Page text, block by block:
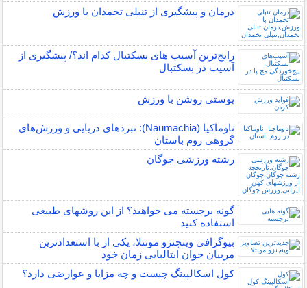
درمان و پیشگیری از تنبلی تخمدان با ورزش
رایج‌ترین آسیب های بسکتبال کدام اند؟/ پیشگیری از
آسیب در بسکتبال
پوستی روشن با ورزش
ناوماکیا (Naumachia): نبردهای دریایی و ورزش‌های
گروهی روم باستان
رشته ورزشی چوگان
گونه برجسته می خواهید؟ از این روشهای طبیعی
استفاده کنید
بیوگرافی وینچنزو مونتلا، یکی از با استعدادترین
مربیان جوان ایتالیایی زمان خود
کول اسکالپینگ چیست و چه مزایا و عوارضی دارد؟